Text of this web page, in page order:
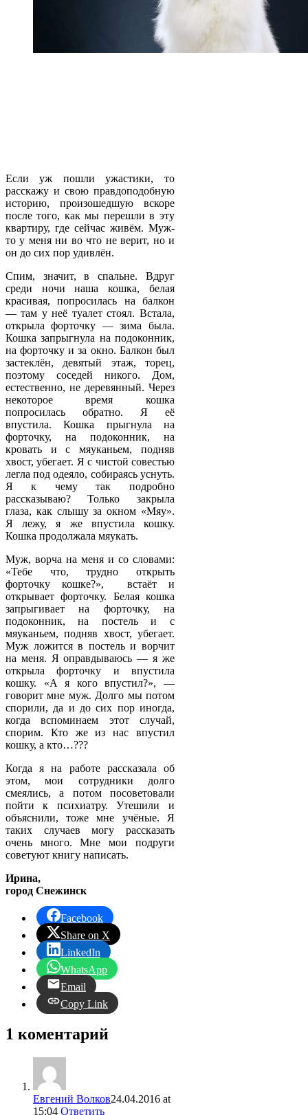
Если уж пошли ужастики, то
расскажу и свою правдоподобную
историю, произошедшую вскоре
после того, как мы перешли в эту
квартиру, где сейчас живём. Муж-
то у меня ни во что не верит, но и
он до сих пор удивлён.
Спим, значит, в спальне. Вдруг
среди ночи наша кошка, белая
красивая, попросилась на балкон
— там у неё туалет стоял. Встала,
открыла форточку — зима была.
Кошка запрыгнула на подоконник,
на форточку и за окно. Балкон был
застеклён, девятый этаж, торец,
поэтому соседей никого. Дом,
естественно, не деревянный. Через
некоторое время кошка
попросилась обратно. Я её
впустила. Кошка прыгнула на
форточку, на подоконник, на
кровать и с мяуканьем, подняв
хвост, убегает. Я с чистой совестью
легла под одеяло, собираясь уснуть.
Я к чему так подробно
рассказываю? Только закрыла
глаза, как слышу за окном «Мяу».
Я лежу, я же впустила кошку.
Кошка продолжала мяукать.
Муж, ворча на меня и со словами:
«Тебе что, трудно открыть
форточку кошке?», встаёт и
открывает форточку. Белая кошка
запрыгивает на форточку, на
подоконник, на постель и с
мяуканьем, подняв хвост, убегает.
Муж ложится в постель и ворчит
на меня. Я оправдываюсь — я же
открыла форточку и впустила
кошку. «А я кого впустил?», —
говорит мне муж. Долго мы потом
спорили, да и до сих пор иногда,
когда вспоминаем этот случай,
спорим. Кто же из нас впустил
кошку, а кто…???
Когда я на работе рассказала об
этом, мои сотрудники долго
смеялись, а потом посоветовали
пойти к психиатру. Утешили и
объяснили, тоже мне учёные. Я
таких случаев могу рассказать
очень много. Мне мои подруги
советуют книгу написать.
Ирина,
город Снежинск
Facebook
Share on X
LinkedIn
WhatsApp
Email
Copy Link
1 коментарий
Евгений Волков24.04.2016 at
15:04 Ответить